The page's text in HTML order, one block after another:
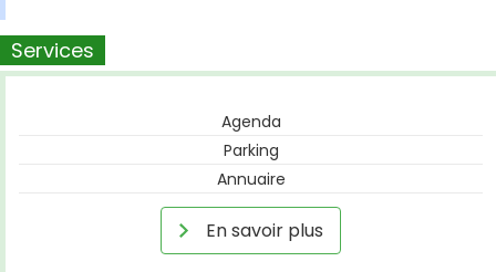
Services
Agenda
Parking
Annuaire
En savoir plus